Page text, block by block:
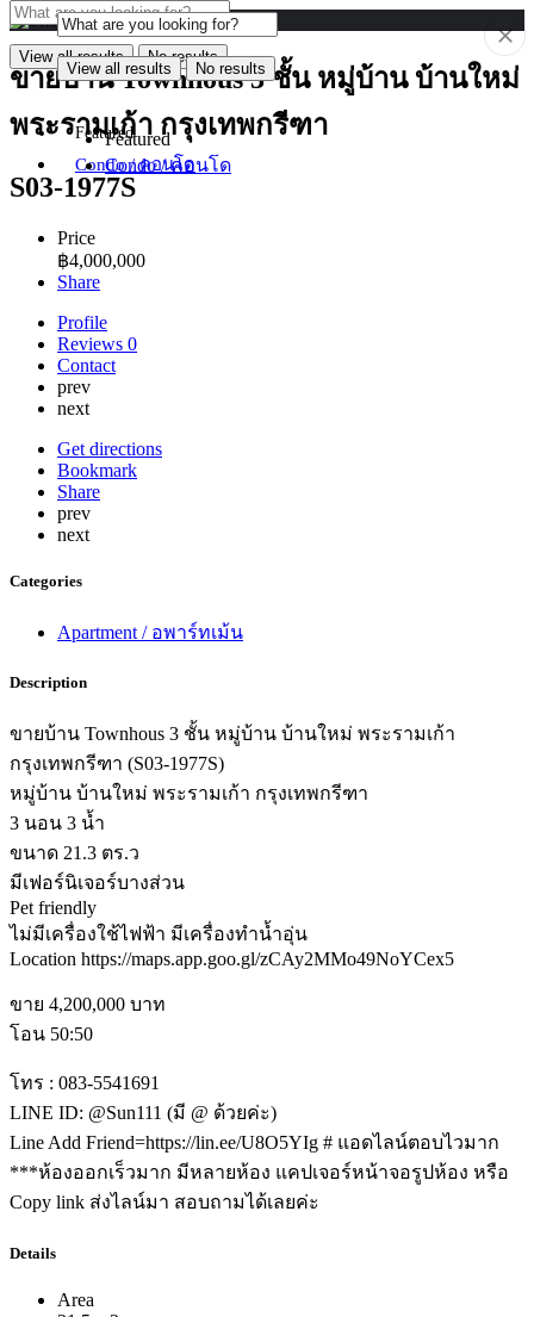
View all results No results
Featured
Condo / คอนโด
ขายบ้าน Townhous 3 ชั้น หมู่บ้าน บ้านใหม่
พระรามเก้า กรุงเทพกรีฑา
S03-1977S
Price
฿4,000,000
Share
Profile
Reviews 0
Contact
prev
next
Get directions
Bookmark
Share
prev
next
Categories
Apartment / อพาร์ทเม้น
Description
ขายบ้าน Townhous 3 ชั้น หมู่บ้าน บ้านใหม่ พระรามเก้า
กรุงเทพกรีฑา (S03-1977S)
หมู่บ้าน บ้านใหม่ พระรามเก้า กรุงเทพกรีฑา
3 นอน 3 น้ำ
ขนาด 21.3 ตร.ว
มีเฟอร์นิเจอร์บางส่วน
Pet friendly
ไม่มีเครื่องใช้ไฟฟ้า มีเครื่องทำน้ำอุ่น
Location https://maps.app.goo.gl/zCAy2MMo49NoYCex5
ขาย 4,200,000 บาท
โอน 50:50
โทร : 083-5541691
LINE ID: @Sun111 (มี @ ด้วยค่ะ)
Line Add Friend=https://lin.ee/U8O5YIg # แอดไลน์ตอบไวมาก
***ห้องออกเร็วมาก มีหลายห้อง แคปเจอร์หน้าจอรูปห้อง หรือ
Copy link ส่งไลน์มา สอบถามได้เลยค่ะ
Details
Area
View all results No results
Featured
Condo / คอนโด